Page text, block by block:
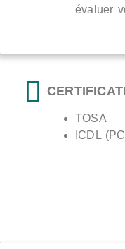
évaluer
TOSA
ICDL